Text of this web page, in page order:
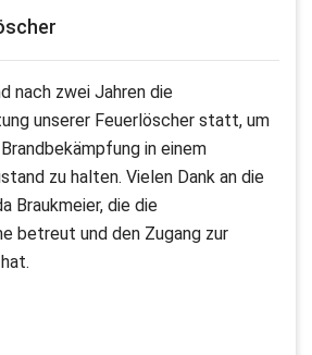
nach zwei Jahren die
unserer Feuerlöscher statt, um
in einem
zu halten. Vielen Dank an die
Braukmeier, die die
betreut und den Zugang zur